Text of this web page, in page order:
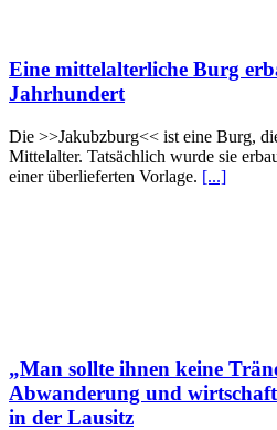
Eine mittelalterliche Burg
Jahrhundert
Die >>Jakubzburg<< ist eine Burg,
Mittelalter. Tatsächlich wurde sie
einer überlieferten Vorlage. [...]
„Man sollte ihnen keine
Abwanderung und
in der Lausitz